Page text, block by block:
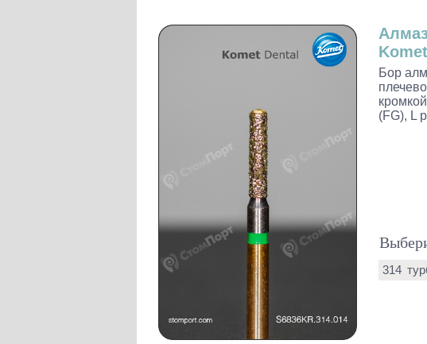
Наконечники и переходники KaVo
Бор
(FG), L
314